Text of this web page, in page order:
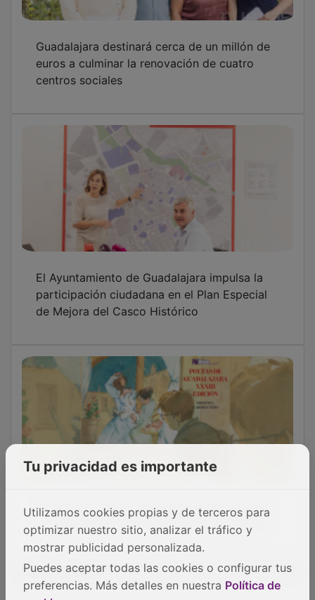
de Mejora del Casco Histórico
"Versos a Medianoche" celebra este martes
su XXXIII edición en el Palacio del Infantado
PUBLICIDAD
Tu privacidad es importante
Utilizamos cookies propias y de terceros para
optimizar nuestro sitio, analizar el tráfico y
mostrar publicidad personalizada.
Puedes aceptar todas las cookies o configurar tus
preferencias. Más detalles en nuestra Política de